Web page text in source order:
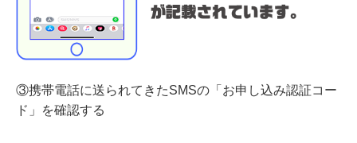
③携帯電話に送られてきたSMSの「お申し込み認証コー
ド」を確認する